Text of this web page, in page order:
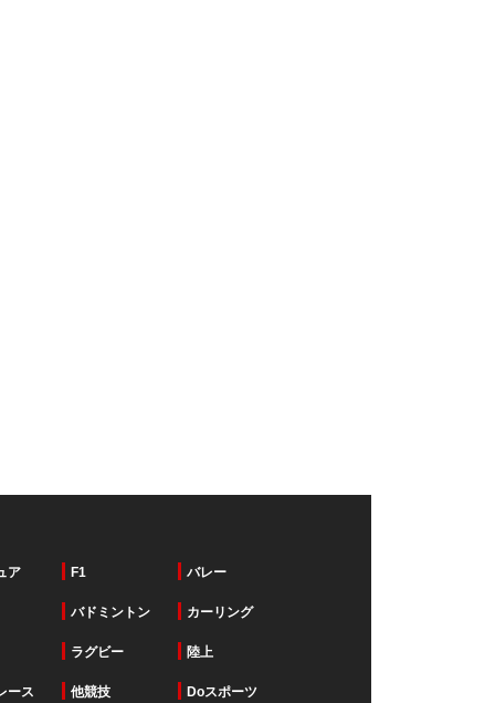
ア F1 バレー
バドミントン カーリング
ラグビー 陸上
ース 他競技 Doスポーツ